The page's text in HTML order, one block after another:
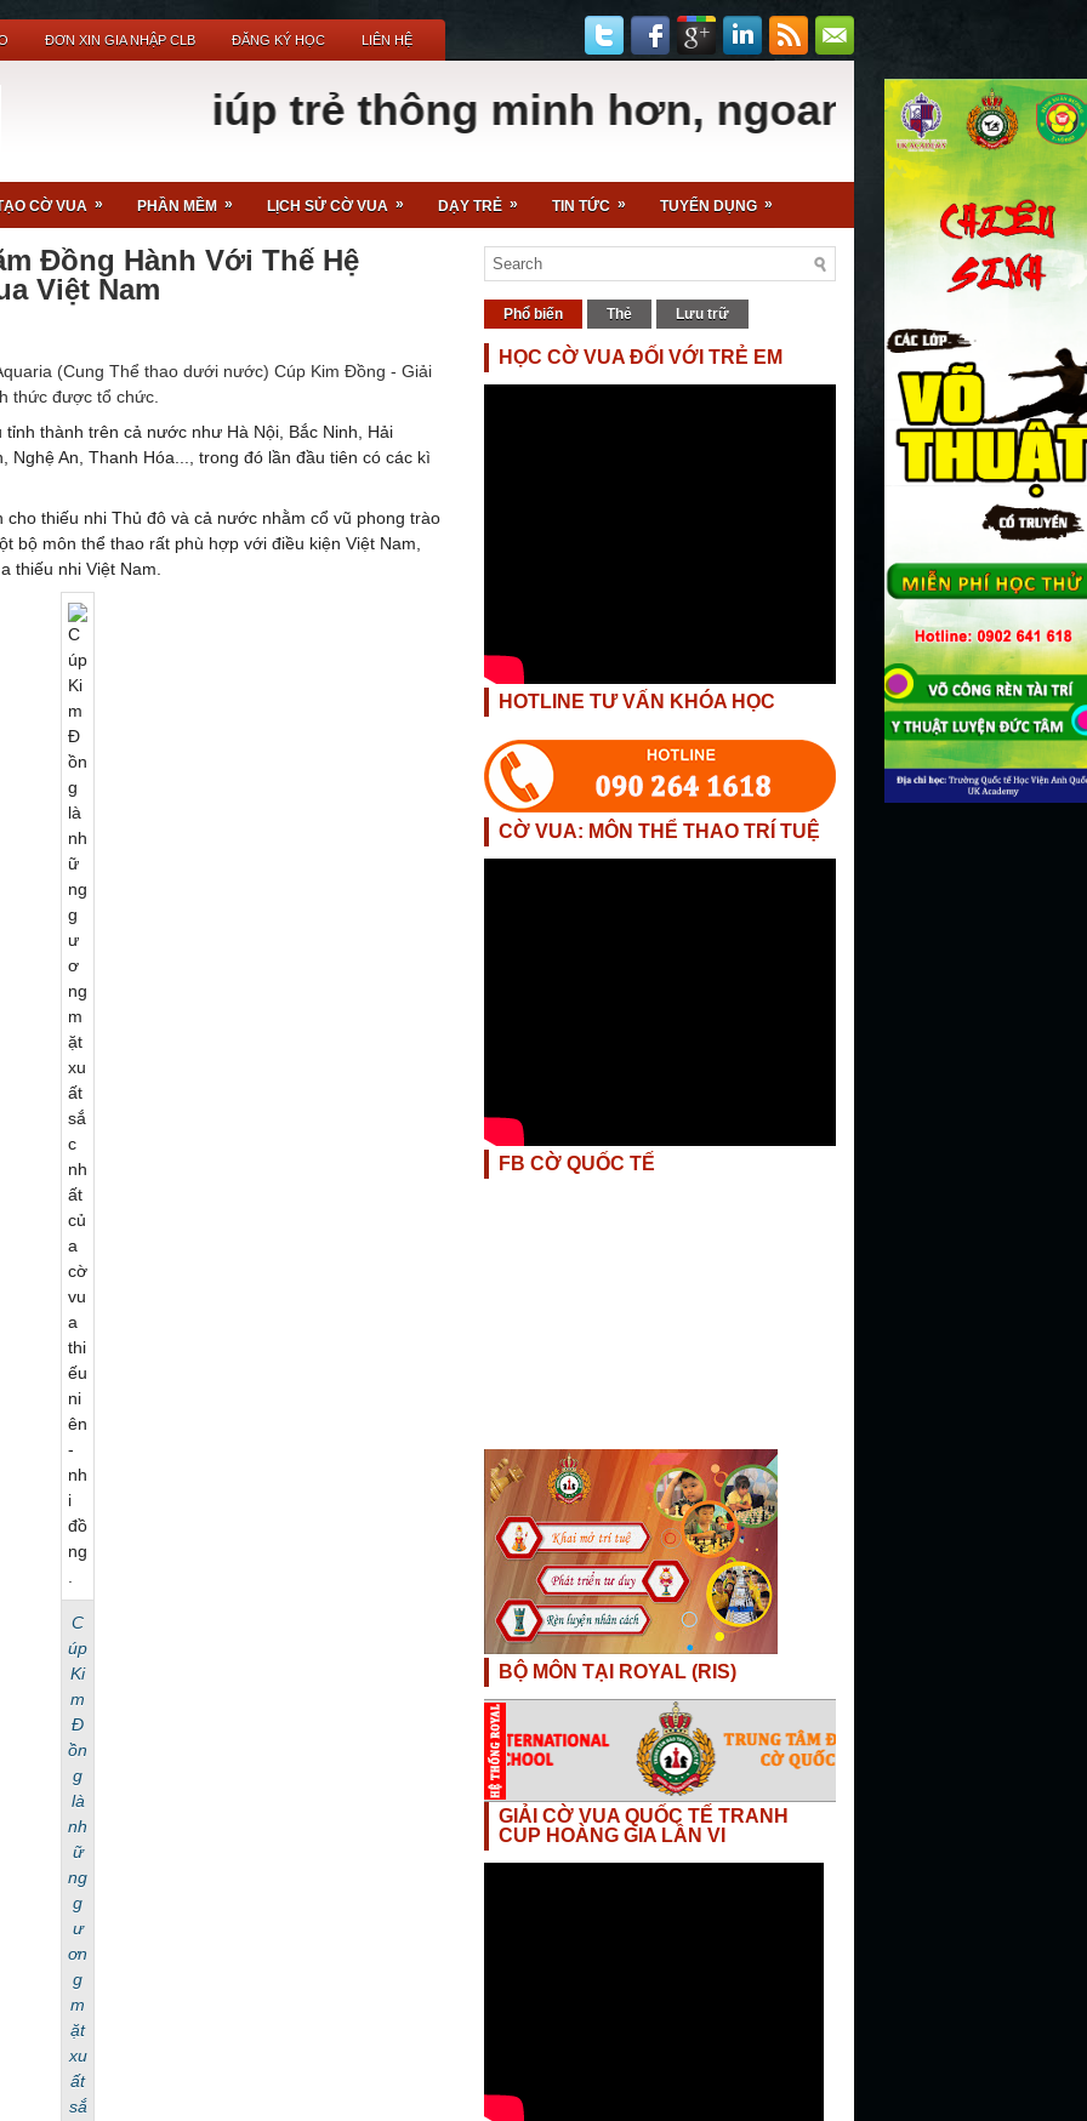
ĐƠN XIN GIA NHẬP CLB ĐĂNG KÝ HỌC LIÊN HỆ
trẻ thông minh hơn, ngoan hơn, học giỏi
CỜ VUA » PHẦN MỀM » LỊCH SỬ CỜ VUA » DẠY TRẺ » TIN TỨC » TUYỂN DỤNG »
Đồng Hành Với Thế Hệ
Việt Nam
(Cung Thể thao dưới nước) Cúp Kim Đồng - Giải
thức được tổ chức.
thành trên cả nước như Hà Nội, Bắc Ninh, Hải
Nghệ An, Thanh Hóa..., trong đó lần đầu tiên có các kì
thiếu nhi Thủ đô và cả nước nhằm cổ vũ phong trào
bộ môn thể thao rất phù hợp với điều kiện Việt Nam,
thiếu nhi Việt Nam.
C
úp
Ki
m
Đ
ồn
g
là
nh
ữ
ng
g
ư
ơn
g
m
ặt
xu
ất
sắ
Phổ biến Thẻ Lưu trữ
HỌC CỜ VUA ĐỐI VỚI TRẺ EM
HOTLINE TƯ VẤN KHÓA HỌC
CỜ VUA: MÔN THỂ THAO TRÍ TUỆ
FB CỜ QUỐC TẾ
BỘ MÔN TẠI ROYAL (RIS)
GIẢI CỜ VUA QUỐC TẾ TRANH
CUP HOÀNG GIA LẦN VI